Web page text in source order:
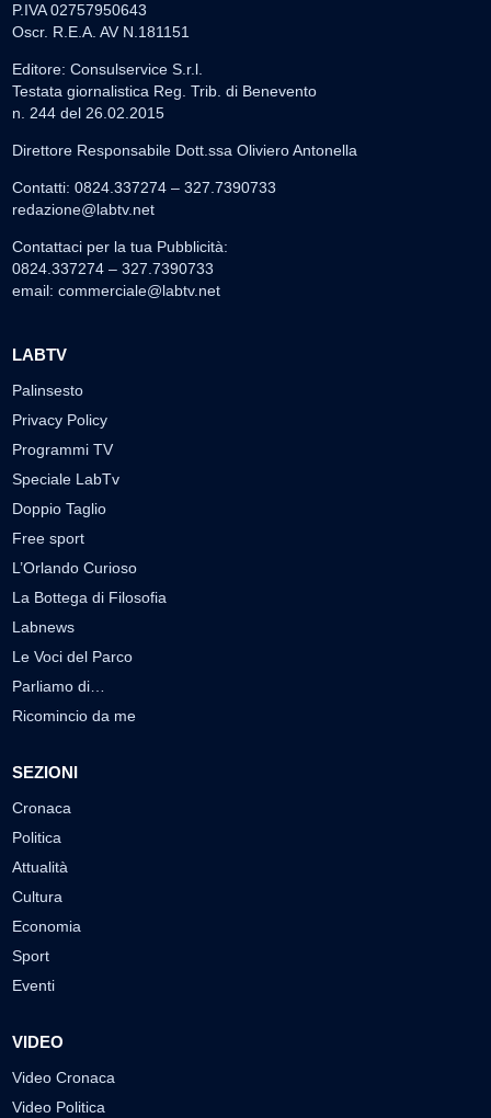
P.IVA 02757950643
Oscr. R.E.A. AV N.181151
Editore: Consulservice S.r.l.
Testata giornalistica Reg. Trib. di Benevento
n. 244 del 26.02.2015
Direttore Responsabile Dott.ssa Oliviero Antonella
Contatti: 0824.337274 – 327.7390733
redazione@labtv.net
Contattaci per la tua Pubblicità:
0824.337274 – 327.7390733
email: commerciale@labtv.net
LABTV
Palinsesto
Privacy Policy
Programmi TV
Speciale LabTv
Doppio Taglio
Free sport
L’Orlando Curioso
La Bottega di Filosofia
Labnews
Le Voci del Parco
Parliamo di…
Ricomincio da me
SEZIONI
Cronaca
Politica
Attualità
Cultura
Economia
Sport
Eventi
VIDEO
Video Cronaca
Video Politica